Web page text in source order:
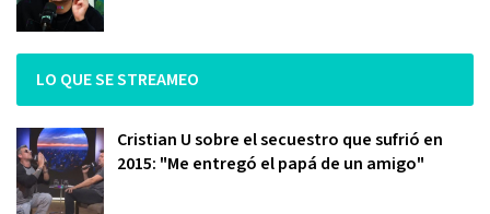
LO QUE SE STREAMEO
Cristian U sobre el secuestro que sufrió en
2015: "Me entregó el papá de un amigo"